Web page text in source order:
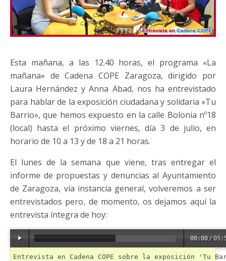
Esta mañana, a las 12.40 horas, el programa «La
mañana» de Cadena COPE Zaragoza, dirigido por
Laura Hernández y Anna Abad, nos ha entrevistado
para hablar de la exposición ciudadana y solidaria «Tu
Barrio», que hemos expuesto en la calle Bolonia nº18
(local) hasta el próximo viernes, día 3 de julio, en
horario de 10 a 13 y de 18 a 21 horas.
El lunes de la semana que viene, tras entregar el
informe de propuestas y denuncias al Ayuntamiento
de Zaragoza, vía instancia general, volveremos a ser
entrevistados pero, de momento, os dejamos aquí la
entrevista íntegra de hoy:
00:00 /
Entrevista en Cadena COPE sobre la exposición 'Tu